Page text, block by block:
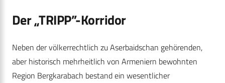
Der „TRIPP”-Korridor
Neben der völkerrechtlich zu Aserbaidschan gehörenden,
aber historisch mehrheitlich von Armeniern bewohnten
Region Bergkarabach bestand ein wesentlicher